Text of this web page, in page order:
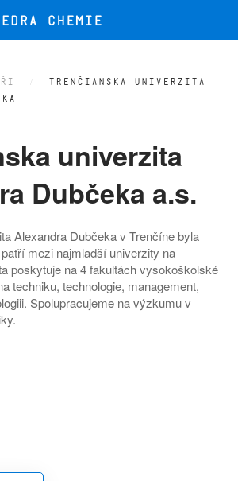
TRENČIANSKA UNIVERZITA
univerzita
Dubčeka a.s.
Alexandra Dubčeka v Trenčíne byla
mezi najmladší univerzity na
poskytuje na 4 fakultách vysokoškolské
techniku, technologie, management,
Spolupracujeme na výzkumu v